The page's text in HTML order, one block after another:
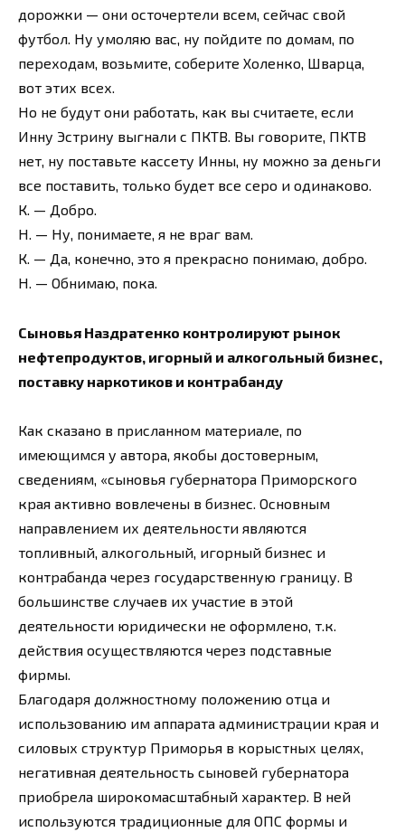
дорожки — они осточертели всем, сейчас свой
футбол. Ну умоляю вас, ну пойдите по домам, по
переходам, возьмите, соберите Холенко, Шварца,
вот этих всех.
Но не будут они работать, как вы считаете, если
Инну Эстрину выгнали с ПКТВ. Вы говорите, ПКТВ
нет, ну поставьте кассету Инны, ну можно за деньги
все поставить, только будет все серо и одинаково.
К. — Добро.
Н. — Ну, понимаете, я не враг вам.
К. — Да, конечно, это я прекрасно понимаю, добро.
Н. — Обнимаю, пока.
Сыновья Наздратенко контролируют рынок
нефтепродуктов, игорный и алкогольный бизнес,
поставку наркотиков и контрабанду
Как сказано в присланном материале, по
имеющимся у автора, якобы достоверным,
сведениям, «сыновья губернатора Приморского
края активно вовлечены в бизнес. Основным
направлением их деятельности являются
топливный, алкогольный, игорный бизнес и
контрабанда через государственную границу. В
большинстве случаев их участие в этой
деятельности юридически не оформлено, т.к.
действия осуществляются через подставные
фирмы.
Благодаря должностному положению отца и
использованию им аппарата администрации края и
силовых структур Приморья в корыстных целях,
негативная деятельность сыновей губернатора
приобрела широкомасштабный характер. В ней
используются традиционные для ОПС формы и